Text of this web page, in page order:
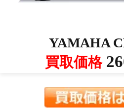
YAMAHA
買取価格